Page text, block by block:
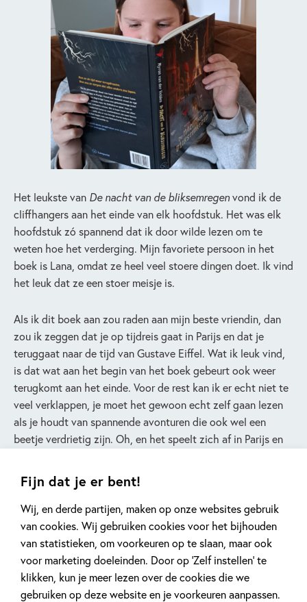
Fijn dat je er bent!
Wij, en derde partijen, maken op onze websites gebruik
van cookies. Wij gebruiken cookies voor het bijhouden
van statistieken, om voorkeuren op te slaan, maar ook
voor marketing doeleinden. Door op ‘Zelf instellen’ te
klikken, kun je meer lezen over de cookies die we
gebruiken op deze website en je voorkeuren aanpassen.
Het leukste van De nacht van de bliksemregenvond ik de
cliffhangers aan het einde van elk hoofdstuk. Het was elk
hoofdstuk zó spannend dat ik door wilde lezen om te
weten hoe het verderging. Mijn favoriete persoon in het
boek is Lana, omdat ze heel veel stoere dingen doet. Ik vind
het leuk dat ze een stoer meisje is.
Als ik dit boek aan zou raden aan mijn beste vriendin, dan
zou ik zeggen dat je op tijdreis gaat in Parijs en dat je
teruggaat naar de tijd van Gustave Eiffel. Wat ik leuk vind,
is dat wat aan het begin van het boek gebeurt ook weer
terugkomt aan het einde. Voor de rest kan ik er echt niet te
veel verklappen, je moet het gewoon echt zelf gaan lezen
als je houdt van spannende avonturen die ook wel een
beetje verdrietig zijn. Oh, en het speelt zich af in Parijs en
Tristan (10 jaar)